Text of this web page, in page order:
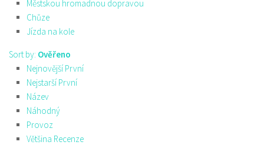
Městskou hromadnou dopravou
Chůze
Jízda na kole
Sort by: Ověřeno
Nejnovější První
Nejstarší První
Název
Náhodný
Provoz
Většina Recenze